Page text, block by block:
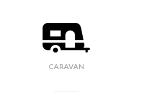
CARAVAN